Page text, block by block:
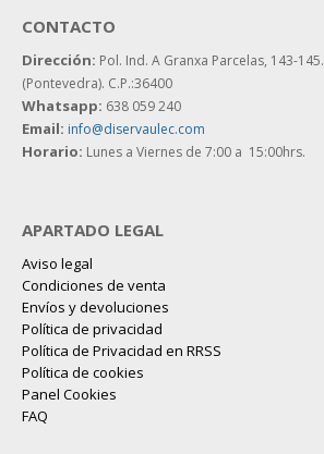
CONTACTO
Dirección: Pol. Ind. A Granxa Parcelas, 143-145.
(Pontevedra). C.P.:36400
Whatsapp: 638 059 240
Email: info@diservaulec.com
Horario: Lunes a Viernes de 7:00 a 15:00hrs.
APARTADO LEGAL
Aviso legal
Condiciones de venta
Envíos y devoluciones
Política de privacidad
Política de Privacidad en RRSS
Política de cookies
Panel Cookies
FAQ